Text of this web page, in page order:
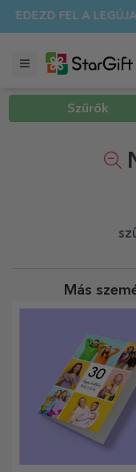
🌴 AKÁR 40%-OS
Szűrők
Más